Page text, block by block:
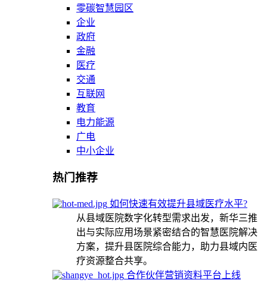
零碳智慧园区
企业
政府
金融
医疗
交通
互联网
教育
电力能源
广电
中小企业
热门推荐
如何快速有效提升县域医疗水平?
从县域医院数字化转型需求出发，新华三推
出与实际应用场景紧密结合的智慧医院解决
方案，提升县医院综合能力，助力县域内医
疗资源整合共享。
合作伙伴营销资料平台上线